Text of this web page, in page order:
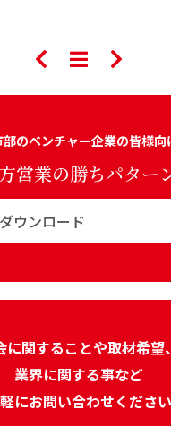
部のベンチャー企業の皆様向
営業の勝ちパター
ウンロード
に関することや取材希望、
業界に関する事など
にお問い合わせください